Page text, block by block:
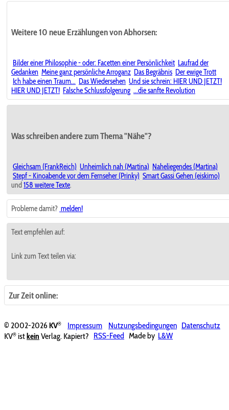
Weitere 10 neue Erzählungen von Abhorsen:
Bilder einer Philosophie - oder: Facetten einer Persönlichkeit Laufrad der
Gedanken Meine ganz persönliche Arroganz Das Begräbnis Der ewige Trott
Ich habe einen Traum... Das Wiedersehen Und sie schrein: HIER UND JETZT!
HIER UND JETZT! Falsche Schlussfolgerung ...die sanfte Revolution
Was schreiben andere zum Thema "Nähe"?
Gleichsam (FrankReich) Unheimlich nah (Martina) Naheliegendes (Martina)
Stepf - Kinoabende vor dem Fernseher (Prinky) Smart Gassi Gehen (eiskimo)
und 158 weitere Texte.
Probleme damit? melden!
Text empfehlen auf:
Link zum Text teilen via:
Zur Zeit online:
© 2002-2026KV® Impressum Nutzungsbedingungen Datenschutz
KV® istkein Verlag. Kapiert? RSS-Feed Made by L&W